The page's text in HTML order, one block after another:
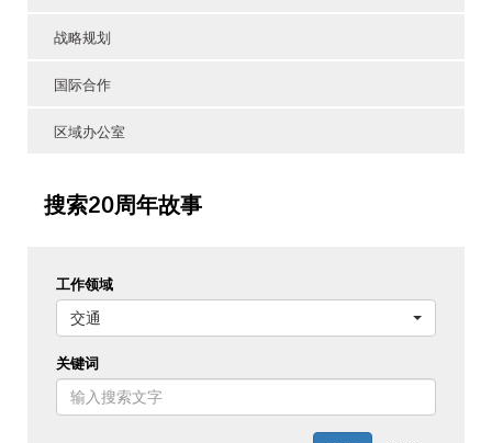
战略规划
国际合作
区域办公室
搜索20周年故事
工作领域
交通
关键词